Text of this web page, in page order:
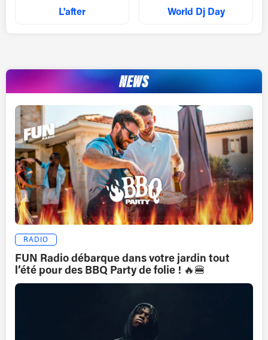
L'after World Dj Day
RADIO
FUN Radio débarque dans votre jardin tout
l’été pour des BBQ Party de folie ! 🔥🍔